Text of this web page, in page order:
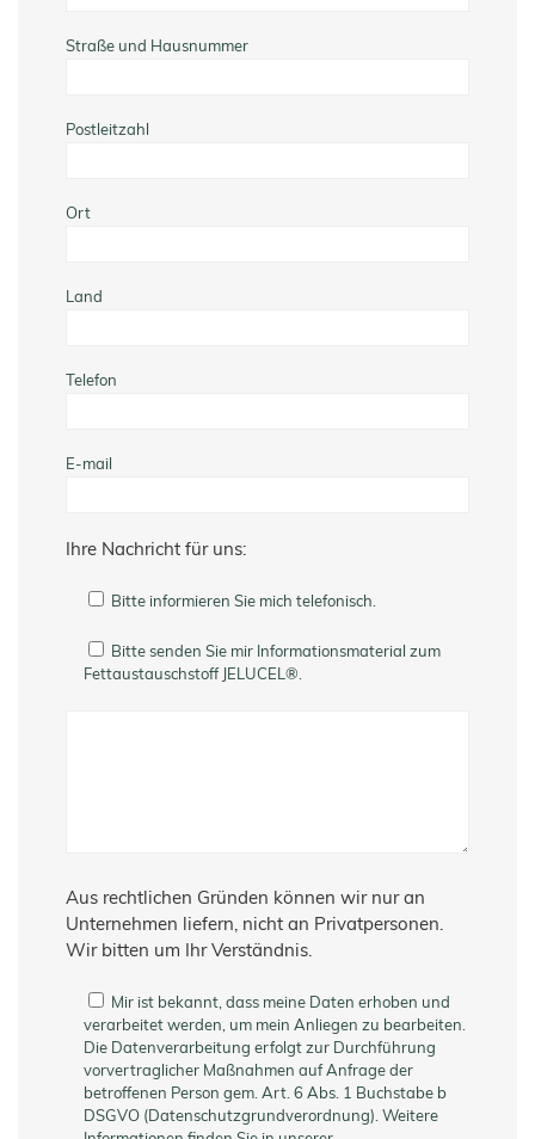
Straße und Hausnummer
Postleitzahl
Ort
Land
Telefon
E-mail
Ihre Nachricht für uns:
Bitte informieren Sie mich telefonisch.
Bitte senden Sie mir Informationsmaterial zum
Fettaustauschstoff JELUCEL®.
Aus rechtlichen Gründen können wir nur an
Unternehmen liefern, nicht an Privatpersonen.
Wir bitten um Ihr Verständnis.
Mir ist bekannt, dass meine Daten erhoben und
verarbeitet werden, um mein Anliegen zu bearbeiten.
Die Datenverarbeitung erfolgt zur Durchführung
vorvertraglicher Maßnahmen auf Anfrage der
betroffenen Person gem. Art. 6 Abs. 1 Buchstabe b
DSGVO (Datenschutzgrundverordnung). Weitere